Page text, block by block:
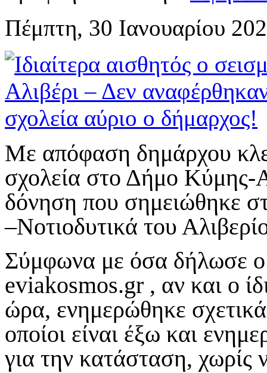
Πέμπτη, 30 Ιανουαρίου
Με απόφαση δημάρχου
σχολεία στο Δήμο Κύμης-
δόνηση που σημειώθηκε
–Νοτιοδυτικά του
Σύμφωνα με όσα δήλωσε
eviakosmos.gr , αν και ο
ώρα, ενημερώθηκε
οποίοι είναι έξω και
για την κατάσταση, χωρίς